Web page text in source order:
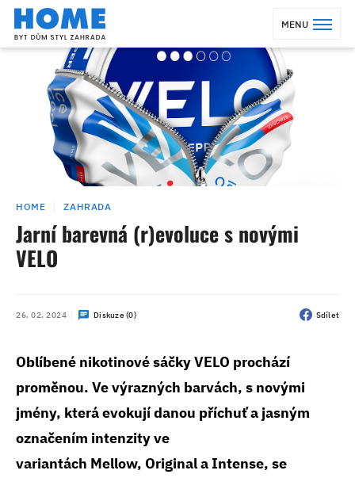
MENU
HOME ZAHRADA
Jarní barevná (r)evoluce s novými
VELO
26. 02. 2024 Diskuze (0) Sdílet
Oblíbené nikotinové sáčky VELO prochází
proměnou. Ve výrazných barvách, s novými
jmény, která evokují danou příchuť a jasným
označením intenzity ve
variantách Mellow, Original a Intense, se